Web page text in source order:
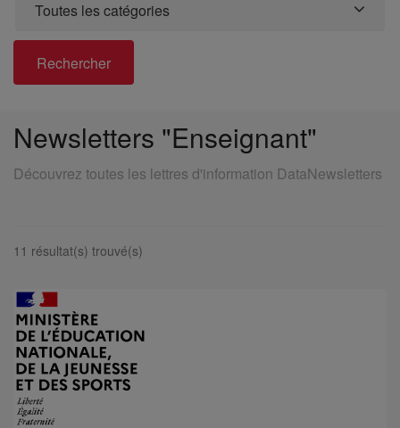
Toutes les catégories
Rechercher
Newsletters "Enseignant"
Découvrez toutes les lettres d'information DataNewsletters
11 résultat(s) trouvé(s)